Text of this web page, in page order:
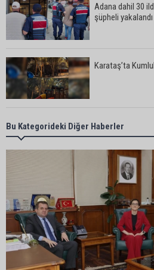
Adana dahil 30
şüpheli yakalandı
Karataş’ta
Bekir Şimşek’ten
Ceyhan’da asfalt
Ceyhan’da açık
parkta devam
Bu Kategorideki Diğer Haberler